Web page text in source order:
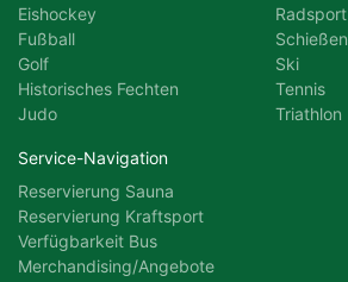
Eishockey
Fußball
Golf
Historisches Fechten
Judo
Radsport
Schießen
Ski
Tennis
Triathlon
Service-Navigation
Reservierung Sauna
Reservierung Kraftsport
Verfügbarkeit Bus
Merchandising/Angebote